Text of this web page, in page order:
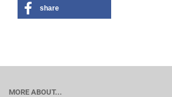
share
MORE ABOUT...